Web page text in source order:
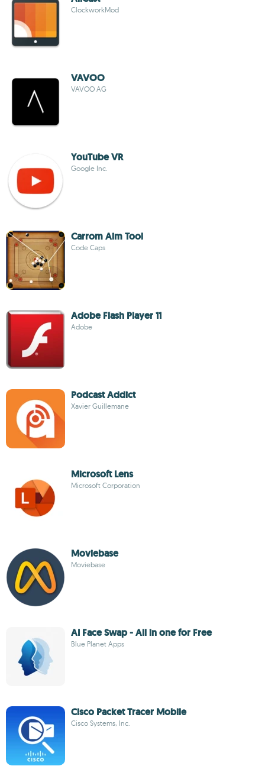
ClockworkMod
VAVOO
VAVOO AG
YouTube VR
Google Inc.
Carrom Aim Tool
Code Caps
Adobe Flash Player 11
Adobe
Podcast Addict
Xavier Guillemane
Microsoft Lens
Microsoft Corporation
Moviebase
Moviebase
AI Face Swap - All in one for Free
Blue Planet Apps
Cisco Packet Tracer Mobile
Cisco Systems, Inc.